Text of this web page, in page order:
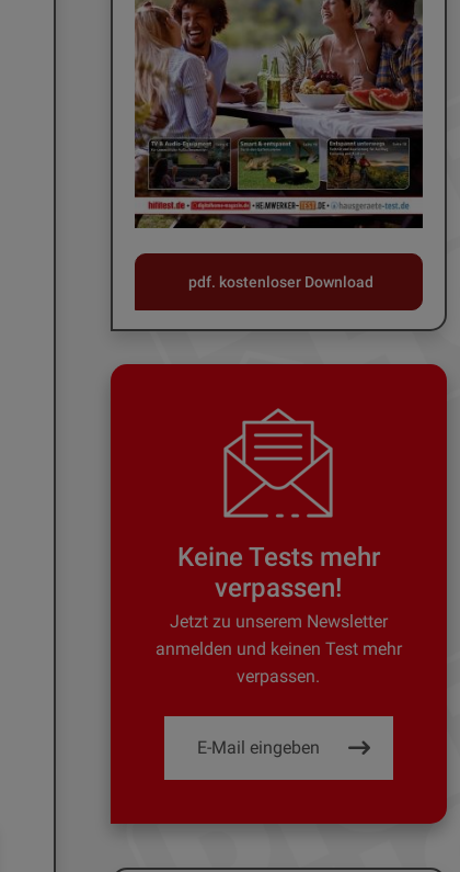
pdf. kostenloser Download
Keine Tests mehr
verpassen!
Jetzt zu unserem Newsletter
anmelden und keinen Test mehr
verpassen.